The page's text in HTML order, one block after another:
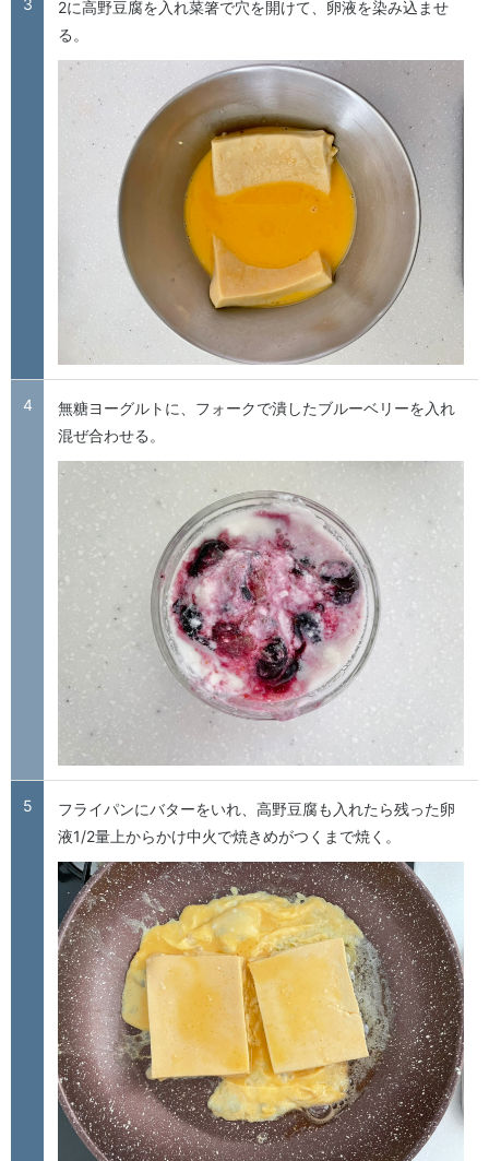
2に高野豆腐を入れ菜箸で穴を開けて、卵液を染み込ませ
る。
4
無糖ヨーグルトに、フォークで潰したブルーベリーを入れ
混ぜ合わせる。
5
フライパンにバターをいれ、高野豆腐も入れたら残った卵
液1/2量上からかけ中火で焼きめがつくまで焼く。